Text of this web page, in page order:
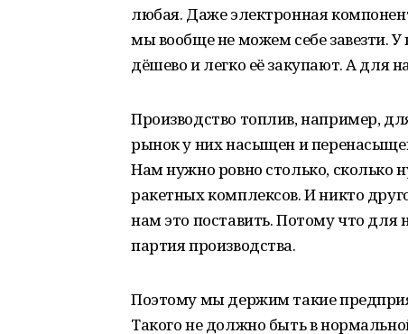
любая. Даже электронная
мы вообще не можем себе завезти.
дёшево и легко её закупают. А для
Производство топлив, например,
рынок у них насыщен и
Нам нужно ровно столько, сколько
ракетных комплексов. И никто
нам это поставить. Потому что
партия производства.
Поэтому мы держим такие
Такого не должно быть в